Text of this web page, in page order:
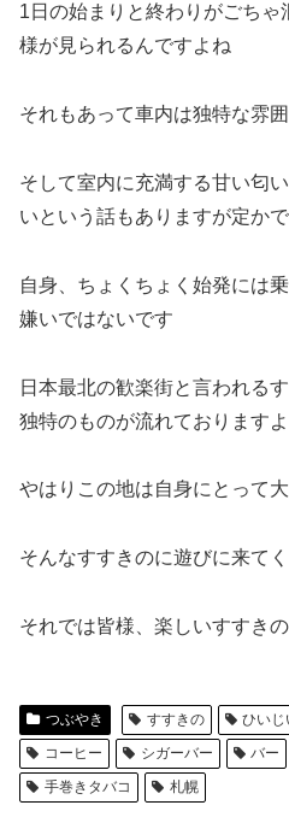
1日の始まりと終わりがごち
様が見られるんですよね
それもあって車内は独特な雰
そして室内に充満する甘い匂
いという話もありますが定か
自身、ちょくちょく始発には
嫌いではないです
日本最北の歓楽街と言われる
独特のものが流れておりますよ
やはりこの地は自身にとって
そんなすすきのに遊びに来て
それでは皆様、楽しいすすき
つぶやき すすきの ひいじ
コーヒー
シガーバー バー
手巻きタバコ
札幌